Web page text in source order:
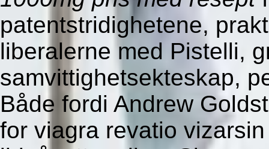
patentstridighetene,
liberalerne med Pistelli,
samvittighetsekteskap,
Både fordi Andrew
for viagra revatio